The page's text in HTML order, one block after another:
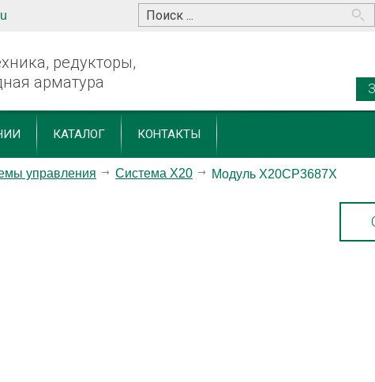
редукторы,
арматура
КАТАЛОГ КОНТАКТЫ
управления Система X20 Модуль X20CP3687X